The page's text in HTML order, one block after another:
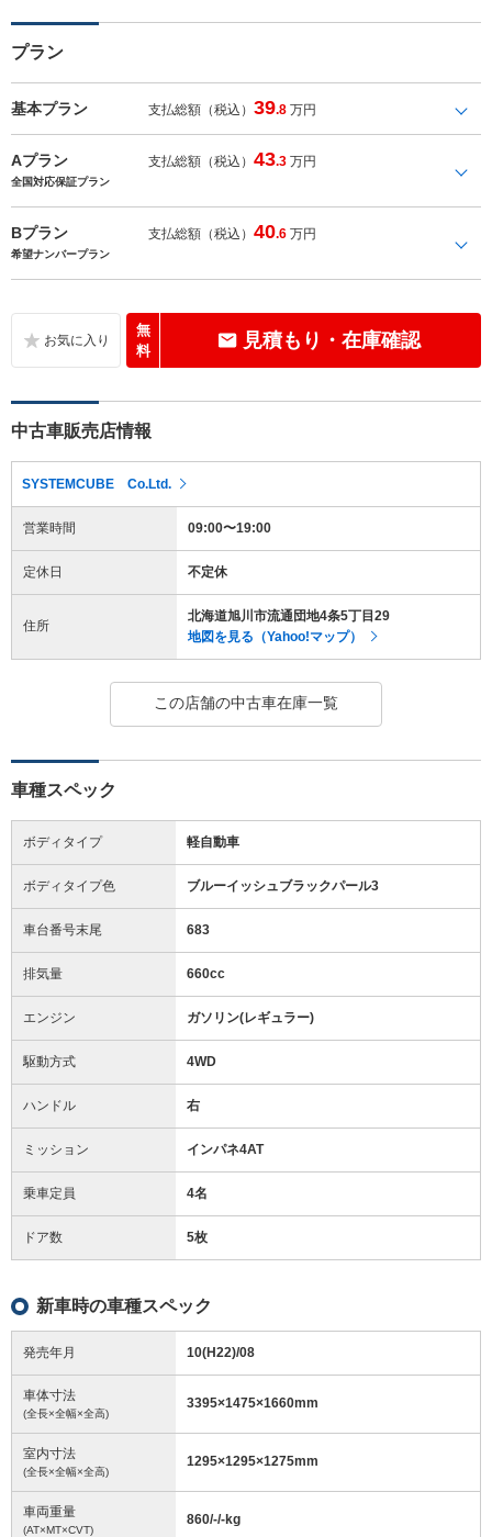
プラン
基本プラン 支払総額（税込）39.8 万円
Aプラン 支払総額（税込）43.3 万円
全国対応保証プラン
Bプラン 支払総額（税込）40.6 万円
希望ナンバープラン
無
料
見積もり・在庫確認
中古車販売店情報
SYSTEMCUBE Co.Ltd.
営業時間 09:00〜19:00
定休日 不定休
住所
北海道旭川市流通団地4条5丁目29
地図を見る（Yahoo!マップ）
この店舗の中古車在庫一覧
車種スペック
ボディタイプ 軽自動車
ボディタイプ色 ブルーイッシュブラックパール3
車台番号末尾 683
排気量 660cc
エンジン ガソリン(レギュラー)
駆動方式 4WD
ハンドル 右
ミッション インパネ4AT
乗車定員 4名
ドア数 5枚
新車時の車種スペック
発売年月 10(H22)/08
車体寸法
(全長×全幅×全高)
3395×1475×1660mm
室内寸法
(全長×全幅×全高)
1295×1295×1275mm
車両重量
(AT×MT×CVT)
860/-/-kg